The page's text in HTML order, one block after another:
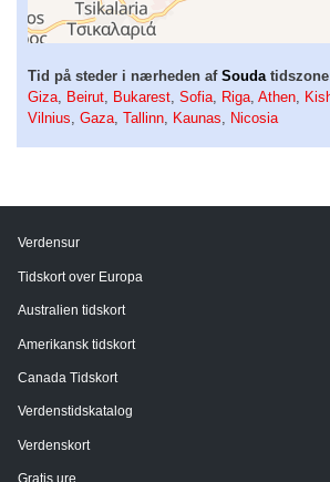
Tid på steder i nærheden af Souda
Giza
Beirut Bukarest Sofia Riga Athen
Vilnius Gaza Tallinn Kaunas Nicosia
Verdensur
Tidskort over Europa
Australien tidskort
Amerikansk tidskort
Canada Tidskort
Verdenstidskatalog
Verdenskort
Gratis ure